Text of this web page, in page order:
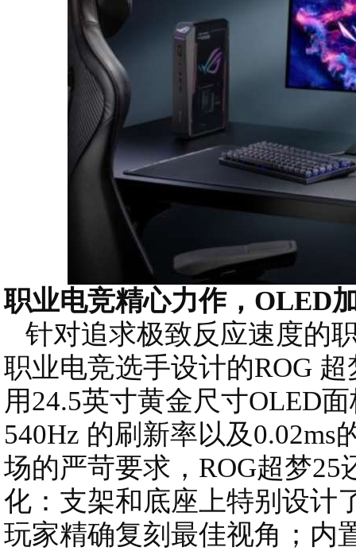
职业电竞精心力作，OLED
针对追求极致反应速度的
职业电竞选手设计的ROG
用24.5英寸黄金尺寸OLED
540Hz 的刷新率以及
场的严苛要求，ROG超梦
化：支架和底座上特别设计
玩家精确复刻最佳视角；内